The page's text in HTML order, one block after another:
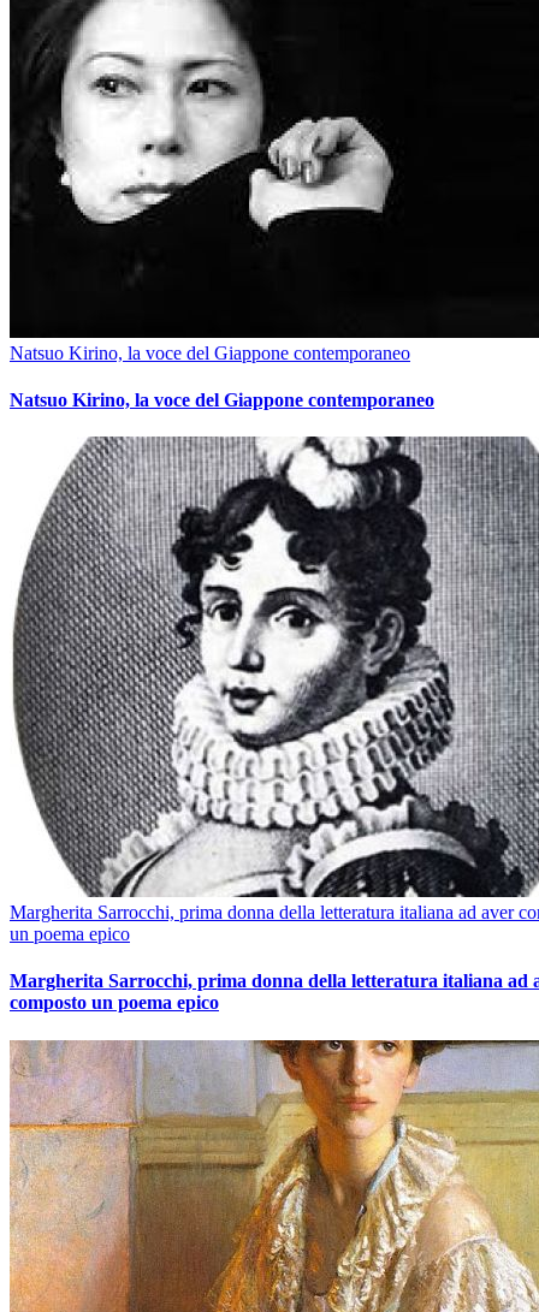
Natsuo Kirino, la voce del Giappone contemporaneo
Natsuo Kirino, la voce del Giappone contemporaneo
Margherita Sarrocchi, prima donna della letteratura italiana ad aver
un poema epico
Margherita Sarrocchi, prima donna della letteratura italiana ad
composto un poema epico